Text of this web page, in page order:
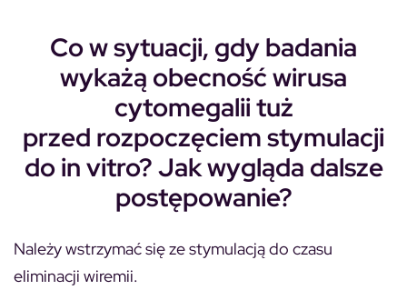
Co w sytuacji, gdy badania
wykażą obecność wirusa
cytomegalii tuż
przed rozpoczęciem stymulacji
do in vitro? Jak wygląda dalsze
postępowanie?
Należy wstrzymać się ze stymulacją do czasu
eliminacji wiremii.